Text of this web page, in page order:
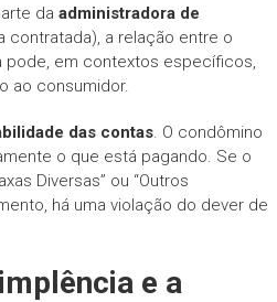
da administradora de
contratada), a relação entre o
pode, em contextos específicos,
ao consumidor.
das contas. O condômino
o que está pagando. Se o
Diversas” ou “Outros
há uma violação do dever de
e a